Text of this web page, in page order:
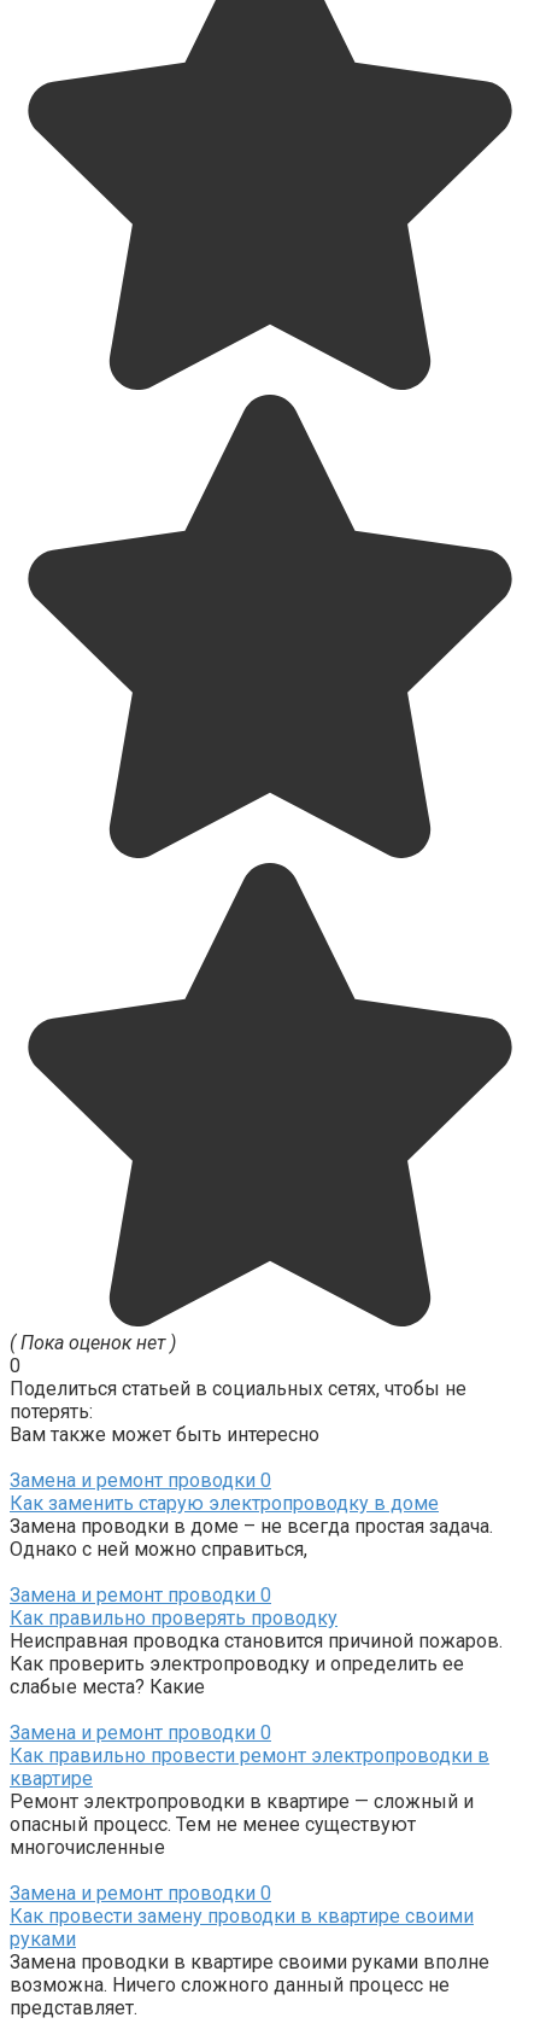
( Пока оценок нет )
0
Поделиться статьей в социальных сетях, чтобы не
потерять:
Вам также может быть интересно
Замена и ремонт проводки 0
Как заменить старую электропроводку в доме
Замена проводки в доме – не всегда простая задача.
Однако с ней можно справиться,
Замена и ремонт проводки 0
Как правильно проверять проводку
Неисправная проводка становится причиной пожаров.
Как проверить электропроводку и определить ее
слабые места? Какие
Замена и ремонт проводки 0
Как правильно провести ремонт электропроводки в
квартире
Ремонт электропроводки в квартире — сложный и
опасный процесс. Тем не менее существуют
многочисленные
Замена и ремонт проводки 0
Как провести замену проводки в квартире своими
руками
Замена проводки в квартире своими руками вполне
возможна. Ничего сложного данный процесс не
представляет.